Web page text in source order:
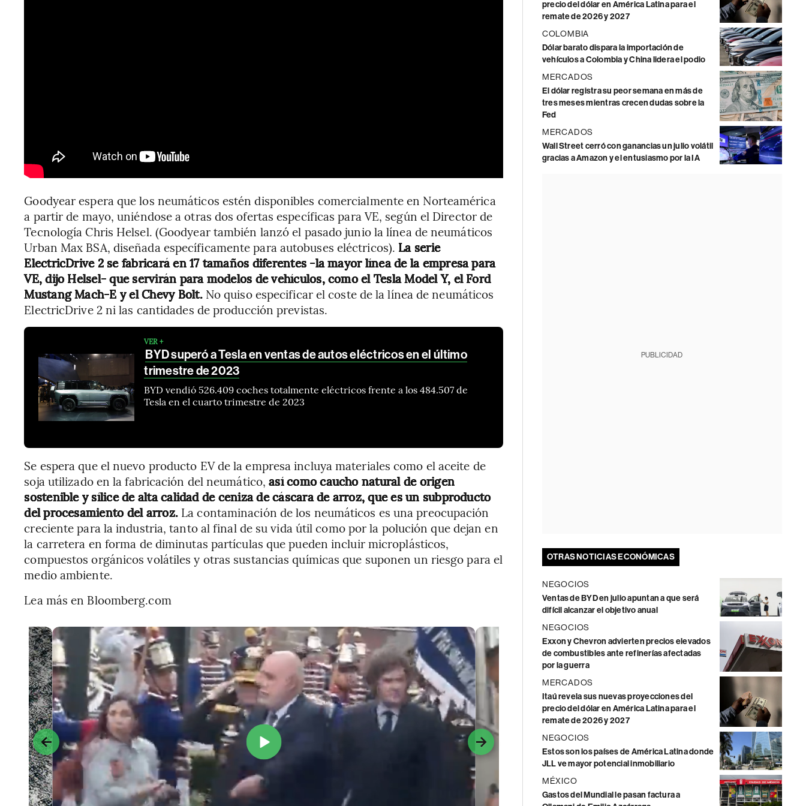
Goodyear espera que los neumáticos estén disponibles comercialmente en Norteamérica
a partir de mayo, uniéndose a otras dos ofertas específicas para VE, según el Director de
Tecnología Chris Helsel. (Goodyear también lanzó el pasado junio la línea de neumáticos
Urban Max BSA, diseñada específicamente para autobuses eléctricos). La serie
ElectricDrive 2 se fabricará en 17 tamaños diferentes -la mayor línea de la empresa para
VE, dijo Helsel- que servirán para modelos de vehículos, como el Tesla Model Y, el Ford
Mustang Mach-E y el Chevy Bolt.No quiso especificar el coste de la línea de neumáticos
ElectricDrive 2 ni las cantidades de producción previstas.
VER +
BYD superó a Tesla en ventas de autos eléctricos en el último
trimestre de 2023
BYD vendió 526.409 coches totalmente eléctricos frente a los 484.507 de
Tesla en el cuarto trimestre de 2023
Se espera que el nuevo producto EV de la empresa incluya materiales como el aceite de
soja utilizado en la fabricación del neumático,así como caucho natural de origen
sostenible y sílice de alta calidad de ceniza de cáscara de arroz, que es un subproducto
del procesamiento del arroz. La contaminación de los neumáticos es una preocupación
creciente para la industria, tanto al final de su vida útil como por la polución que dejan en
la carretera en forma de diminutas partículas que pueden incluir microplásticos,
compuestos orgánicos volátiles y otras sustancias químicas que suponen un riesgo para el
medio ambiente.
Lea más en Bloomberg.com
precio del dólar en América Latina para el
remate de 2026 y 2027
COLOMBIA
Dólar barato dispara la importación de
vehículos a Colombia y China lidera el podio
MERCADOS
El dólar registra su peor semana en más de
tres meses mientras crecen dudas sobre la
Fed
MERCADOS
Wall Street cerró con ganancias un julio volátil
gracias a Amazon y el entusiasmo por la IA
PUBLICIDAD
OTRAS NOTICIAS ECONÓMICAS
NEGOCIOS
Ventas de BYD en julio apuntan a que será
difícil alcanzar el objetivo anual
NEGOCIOS
Exxon y Chevron advierten precios elevados
de combustibles ante refinerías afectadas
por la guerra
MERCADOS
Itaú revela sus nuevas proyecciones del
precio del dólar en América Latina para el
remate de 2026 y 2027
NEGOCIOS
Estos son los países de América Latina donde
JLL ve mayor potencial inmobiliario
MÉXICO
Gastos del Mundial le pasan factura a